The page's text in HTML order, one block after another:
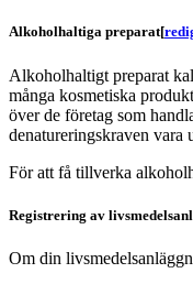
Alkoholhaltiga preparat[
Alkoholhaltigt preparat
många kosmetiska
över de företag som
denatureringskraven vara
För att få tillverka
Registrering av
Om din